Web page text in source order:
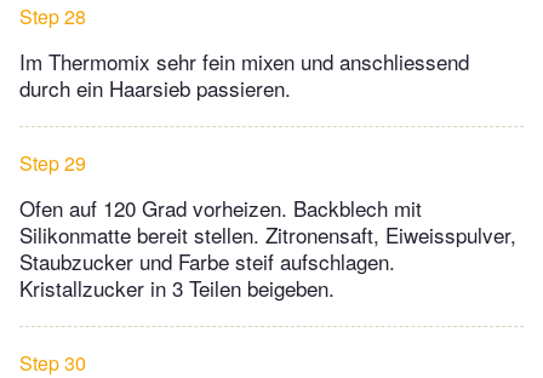
Step 28
Im Thermomix sehr fein mixen und anschliessend
durch ein Haarsieb passieren.
Step 29
Ofen auf 120 Grad vorheizen. Backblech mit
Silikonmatte bereit stellen. Zitronensaft, Eiweisspulver,
Staubzucker und Farbe steif aufschlagen.
Kristallzucker in 3 Teilen beigeben.
Step 30